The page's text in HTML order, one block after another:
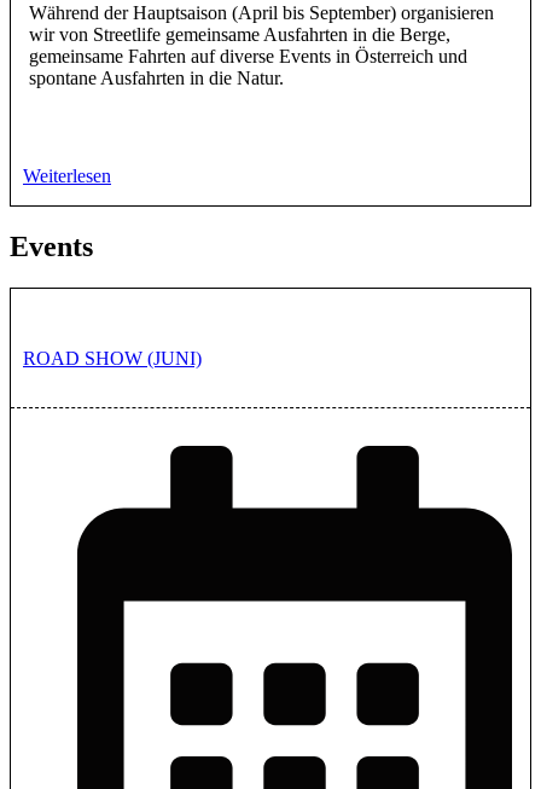
Während der Hauptsaison (April bis September) organisieren
wir von Streetlife gemeinsame Ausfahrten in die Berge,
gemeinsame Fahrten auf diverse Events in Österreich und
spontane Ausfahrten in die Natur.
Weiterlesen
Events
ROAD SHOW (JUNI)